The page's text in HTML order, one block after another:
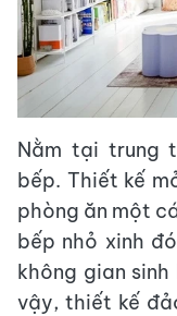
Nằm tại trung
bếp. Thiết kế
phòng ăn một
bếp nhỏ xinh
không gian
vậy, thiết kế